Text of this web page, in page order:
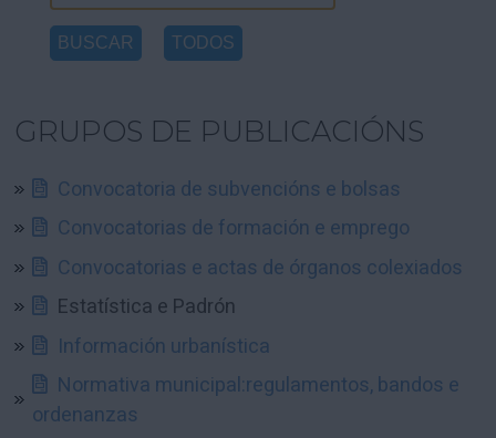
GRUPOS DE PUBLICACIÓNS
Convocatoria de subvencións e bolsas
Convocatorias de formación e emprego
Convocatorias e actas de órganos colexiados
Estatística e Padrón
Información urbanística
Normativa municipal:regulamentos, bandos e
ordenanzas